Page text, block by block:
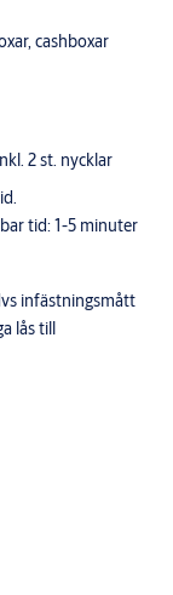
cashboxar
2 st. nycklar
tid: 1-5 minuter
infästningsmått
lås till